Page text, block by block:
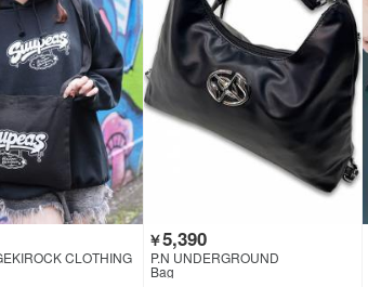
CLOTHING
￥5,390
P.N UNDERGROUND
Bag